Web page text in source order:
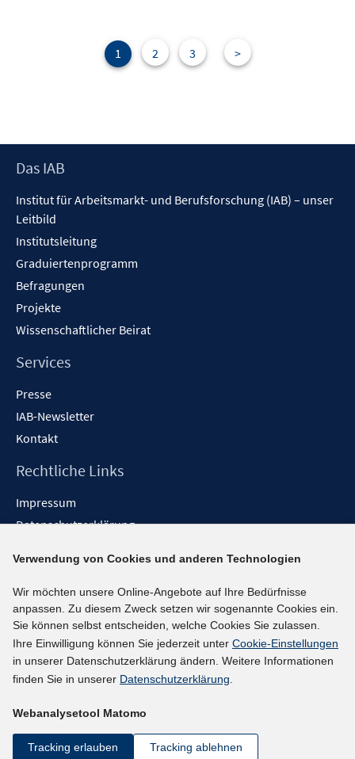
1 2 3 >
Footer
Das IAB
Institut für Arbeitsmarkt- und Berufsforschung (IAB) – unser
Leitbild
Institutsleitung
Graduiertenprogramm
Befragungen
Projekte
Wissenschaftlicher Beirat
Services
Presse
IAB-Newsletter
Kontakt
Rechtliche Links
Impressum
Datenschutzerklärung
Barrieren melden
Social-Media-Kanäle
BlueSky
YouTube
LinkedIn
kununu
Netiquette
Verwendung von Cookies und anderen Technologien
Wir möchten unsere Online-Angebote auf Ihre Bedürfnisse
anpassen. Zu diesem Zweck setzen wir sogenannte Cookies ein.
Sie können selbst entscheiden, welche Cookies Sie zulassen.
Ihre Einwilligung können Sie jederzeit unter Cookie-Einstellungen
in unserer Datenschutzerklärung ändern. Weitere Informationen
finden Sie in unserer Datenschutzerklärung.
Webanalysetool Matomo
Tracking erlauben Tracking ablehnen